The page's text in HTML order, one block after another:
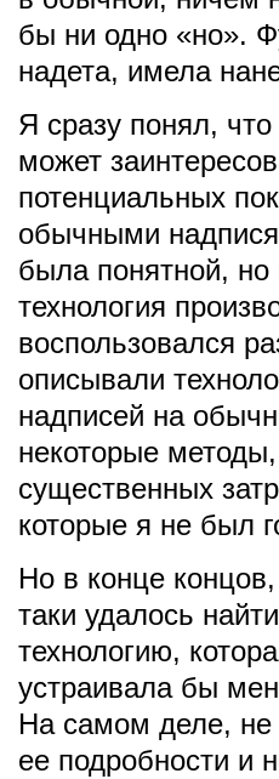
бы ни одно «но».
надета, имела
Я сразу понял, что
может
потенциальных
обычными
была понятной,
технология
воспользовался
описывали
надписей на
некоторые
существенных
которые я не был
Но в конце
таки удалось
технологию,
устраивала бы
На самом деле, не
ее подробности и